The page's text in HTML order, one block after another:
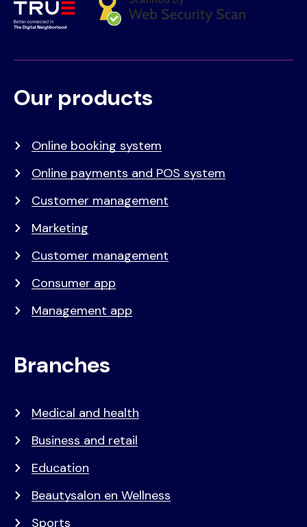
Voet
Primair
Our products
Online booking system
Online payments and POS system
Customer management
Marketing
Customer management
Consumer app
Management app
Branches
Medical and health
Business and retail
Education
Beautysalon en Wellness
Sports